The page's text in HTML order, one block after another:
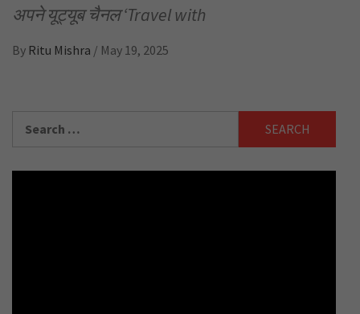
अपने यूट्यूब चैनल ‘Travel with
By Ritu Mishra / May 19, 2025
for: